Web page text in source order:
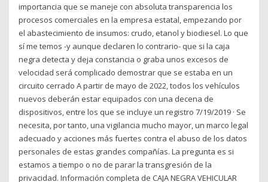
importancia que se maneje con absoluta transparencia los
procesos comerciales en la empresa estatal, empezando por
el abastecimiento de insumos: crudo, etanol y biodiesel. Lo que
sí me temos -y aunque declaren lo contrario- que si la caja
negra detecta y deja constancia o graba unos excesos de
velocidad será complicado demostrar que se estaba en un
circuito cerrado A partir de mayo de 2022, todos los vehículos
nuevos deberán estar equipados con una decena de
dispositivos, entre los que se incluye un registro 7/19/2019 · Se
necesita, por tanto, una vigilancia mucho mayor, un marco legal
adecuado y acciones más fuertes contra el abuso de los datos
personales de estas grandes compañías. La pregunta es si
estamos a tiempo o no de parar la transgresión de la
privacidad. Información completa de CAJA NEGRA VEHICULAR